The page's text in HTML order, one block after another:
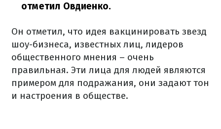
отметил Овдиенко.
Он отметил, что идея вакцинировать звезд
шоу-бизнеса, известных лиц, лидеров
общественного мнения – очень
правильная. Эти лица для людей являются
примером для подражания, они задают тон
и настроения в обществе.